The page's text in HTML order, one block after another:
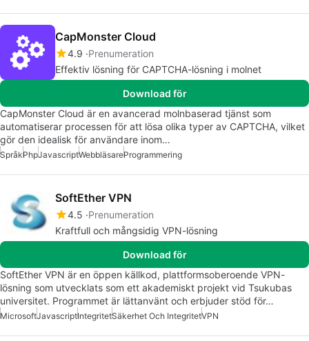
CapMonster Cloud
4.9 Prenumeration
Effektiv lösning för CAPTCHA-lösning i molnet
Download för
CapMonster Cloud är en avancerad molnbaserad tjänst som
automatiserar processen för att lösa olika typer av CAPTCHA, vilket
gör den idealisk för användare inom…
SpråkPhpJavascriptWebbläsareProgrammering
SoftEther VPN
4.5 Prenumeration
Kraftfull och mångsidig VPN-lösning
Download för
SoftEther VPN är en öppen källkod, plattformsoberoende VPN-
lösning som utvecklats som ett akademiskt projekt vid Tsukubas
universitet. Programmet är lättanvänt och erbjuder stöd för…
MicrosoftJavascriptIntegritetSäkerhet Och IntegritetVPN